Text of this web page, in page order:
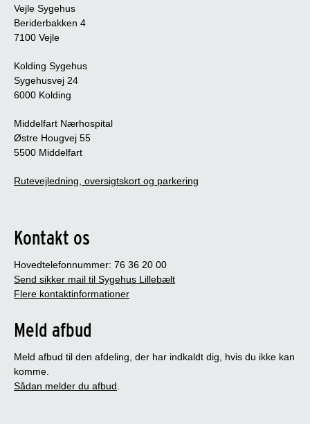
Vejle Sygehus
Beriderbakken 4
7100 Vejle
Kolding Sygehus
Sygehusvej 24
6000 Kolding
Middelfart Nærhospital
Østre Hougvej 55
5500 Middelfart
Rutevejledning, oversigtskort og parkering
Kontakt os
Hovedtelefonnummer: 76 36 20 00
Send sikker mail til Sygehus Lillebælt
Flere kontaktinformationer
Meld afbud
Meld afbud til den afdeling, der har indkaldt dig, hvis du ikke kan
komme.
Sådan melder du afbud.